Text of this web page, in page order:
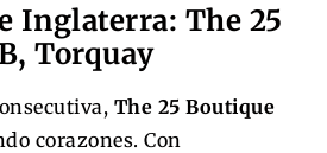
Inglaterra: The 25
Torquay
The 25 Boutique
corazones. Con